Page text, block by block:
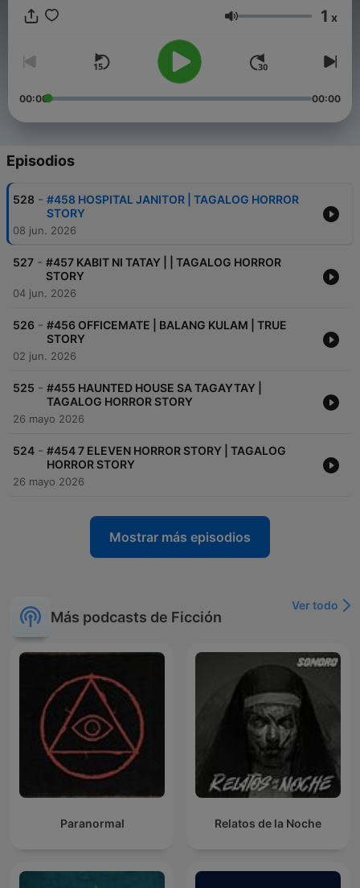
Tagalog horror stories. Sitio bangungot / Kwentong Takipsilim.
Volumen 1 x
00:00 00:00
Episodios
528 - #458 HOSPITAL JANITOR | TAGALOG HORROR
STORY
08 jun. 2026
527 - #457 KABIT NI TATAY | | TAGALOG HORROR
STORY
04 jun. 2026
526 - #456 OFFICEMATE | BALANG KULAM | TRUE
STORY
02 jun. 2026
525 - #455 HAUNTED HOUSE SA TAGAYTAY |
TAGALOG HORROR STORY
26 mayo 2026
524 - #454 7 ELEVEN HORROR STORY | TAGALOG
HORROR STORY
26 mayo 2026
Mostrar más episodios
Más podcasts de Ficción
Ver todo
Paranormal Relatos de la Noche